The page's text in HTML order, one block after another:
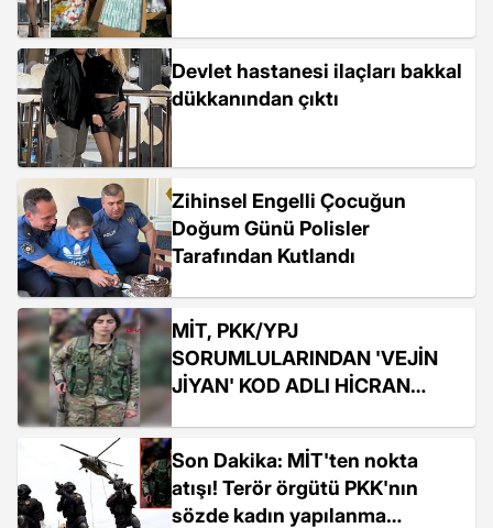
Devlet hastanesi ilaçları bakkal
dükkanından çıktı
Zihinsel Engelli Çocuğun
Doğum Günü Polisler
Tarafından Kutlandı
MİT, PKK/YPJ
SORUMLULARINDAN 'VEJİN
JİYAN' KOD ADLI HİCRAN
Son Dakika: MİT'ten nokta
atışı! Terör örgütü PKK'nın
sözde kadın yapılanma